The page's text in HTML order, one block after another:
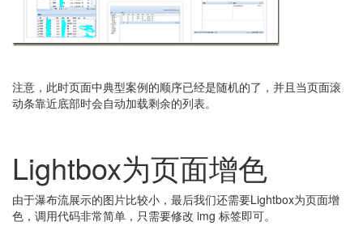
注意，此时页面中典型案例的顺序已经是随机的了，并且当页面滚
动条靠近底部时会自动加载剩余的列表。
Lightbox为页面增色
由于瀑布流展示的图片比较小，最后我们还需要Lightbox为页面增
色，调用代码非常简单，只需要修改 img 标签即可。